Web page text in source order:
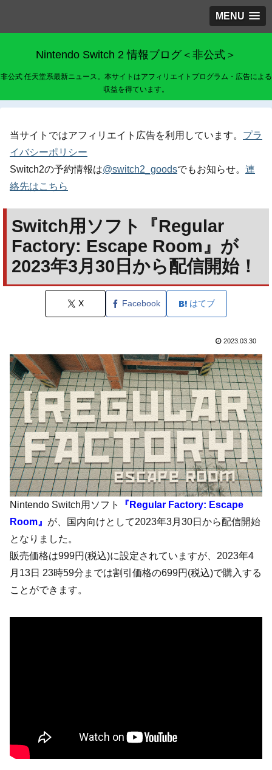
MENU
Nintendo Switch 2 情報ブログ＜非公式＞
非公式 任天堂系最新ニュース。本サイトはアフィリエイトプログラム・広告による
収益を得ています。
当サイトではアフィリエイト広告を利用しています。 プラ
イバシーポリシー
Switch2の予約情報は@switch2_goodsでもお知らせ。 連
絡先はこちら
Switch用ソフト『Regular
Factory: Escape Room』が
2023年3月30日から配信開始！
X Facebook はてブ
2023.03.30
Nintendo Switch用ソフト
『Regular Factory: Escape
Room』 が、国内向けとして2023年3月30日から配信開始
となりました。
販売価格は999円(税込)に設定されていますが、2023年4
月13日 23時59分までは割引価格の699円(税込)で購入する
ことができます。